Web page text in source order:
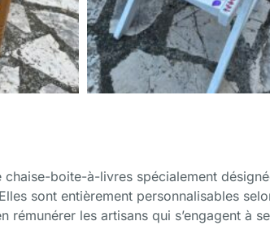
chaise-boite-à-livres spécialement
sont entièrement personnalisables
rémunérer les artisans qui s’engagent à